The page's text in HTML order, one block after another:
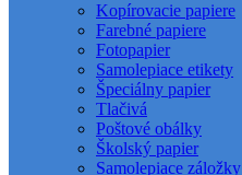
Kopírovacie papiere
Farebné papiere
Fotopapier
Samolepiace etikety
Špeciálny papier
Tlačivá
Poštové obálky
Školský papier
Samolepiace záložky